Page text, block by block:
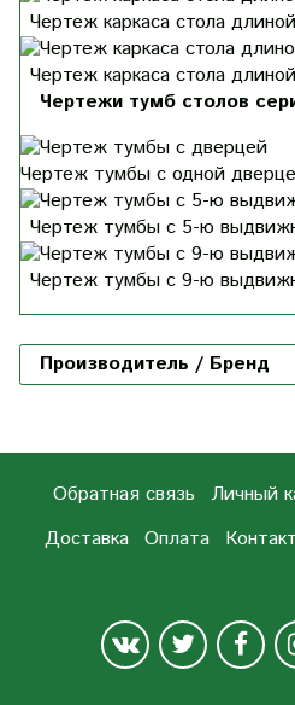
Чертеж каркаса стола
Чертеж каркаса стола
Чертежи тумб столов
Чертеж тумбы с одной
Чертеж тумбы с 5-ю
Чертеж тумбы с 9-ю
Производитель / Бренд
Обратная связь Личный
Доставка Оплата